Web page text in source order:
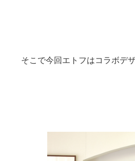
そこで今回エトフはコラボデ